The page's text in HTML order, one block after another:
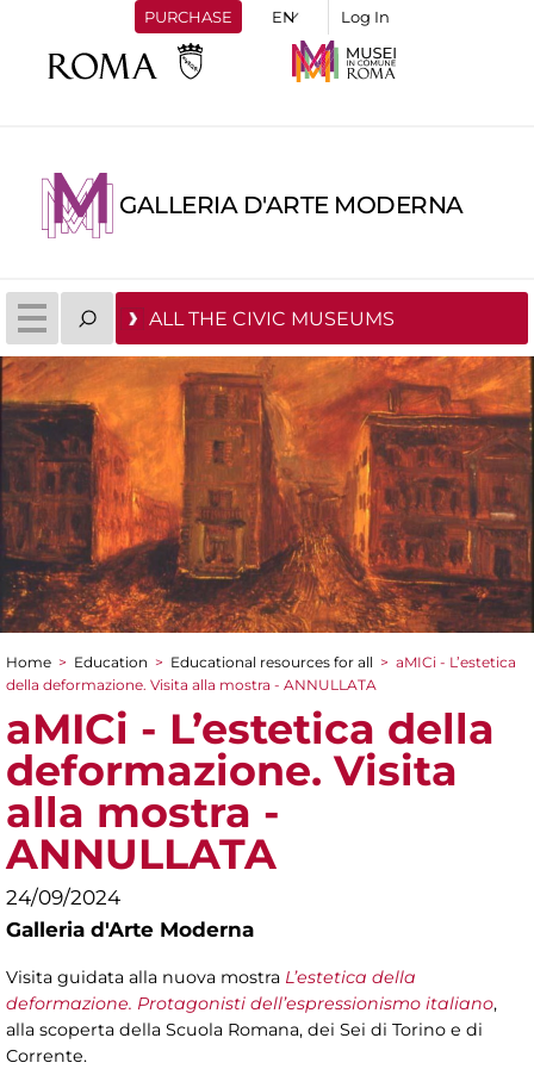
PURCHASE Log In
GALLERIA D'ARTE MODERNA
ALL THE CIVIC MUSEUMS
You are here
Home > Education > Educational resources for all > aMICi - L’estetica
della deformazione. Visita alla mostra - ANNULLATA
aMICi - L’estetica della
deformazione. Visita
alla mostra -
ANNULLATA
24/09/2024
Galleria d'Arte Moderna
Visita guidata alla nuova mostra L’estetica della
deformazione. Protagonisti dell’espressionismo italiano,
alla scoperta della Scuola Romana, dei Sei di Torino e di
Corrente.